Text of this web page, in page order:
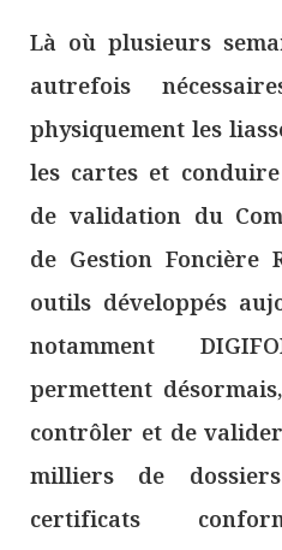
Là où plusieurs
autrefois
physiquement les
les cartes et
de validation du
de Gestion Foncière
outils développés
notamment
permettent
contrôler et de
milliers de
certificats